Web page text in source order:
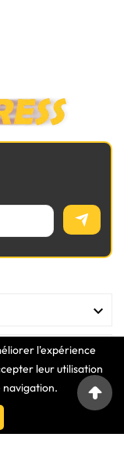
l'expérience
leur utilisation



